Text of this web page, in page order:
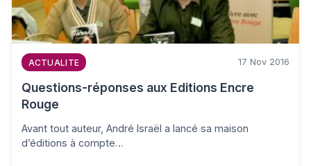
ACTUALITE 17 Nov 2016
Questions-réponses aux Editions Encre
Rouge
Avant tout auteur, André Israël a lancé sa maison
d’éditions à compte…